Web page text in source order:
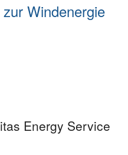
Windenergie
Energy Service